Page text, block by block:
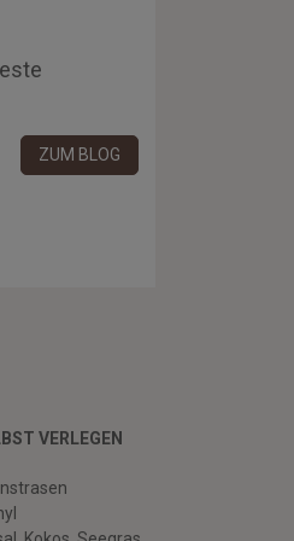
ZUM BLOG
VERLEGEN